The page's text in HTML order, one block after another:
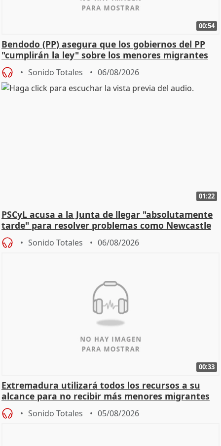
00:54
Bendodo (PP) asegura que los gobiernos del PP
"cumplirán la ley" sobre los menores migrantes
Sonido Totales 06/08/2026
01:22
PSCyL acusa a la Junta de llegar "absolutamente
tarde" para resolver problemas como Newcastle
Sonido Totales 06/08/2026
00:33
Extremadura utilizará todos los recursos a su
alcance para no recibir más menores migrantes
Sonido Totales 05/08/2026